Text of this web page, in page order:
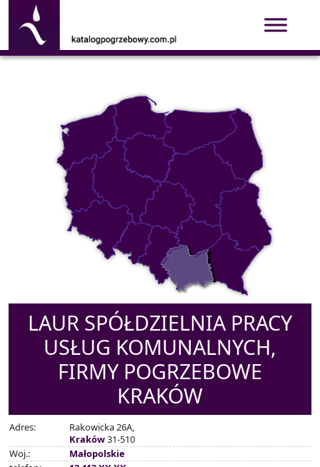
LAUR SPÓŁDZIELNIA PRACY
USŁUG KOMUNALNYCH,
FIRMY POGRZEBOWE
KRAKÓW
Adres:
Rakowicka 26A,
Kraków31-510
Woj.:
Małopolskie